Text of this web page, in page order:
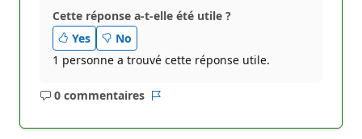
Cette réponse a-t-elle été utile ?
Yes
No
1 personne a trouvé cette réponse utile.
0 commentaires
Aucun